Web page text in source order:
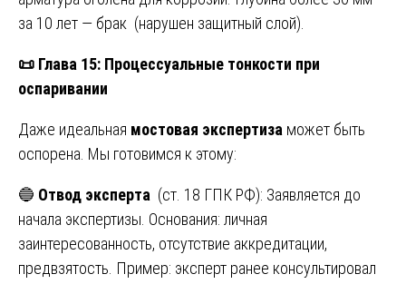
за 10 лет — брак (нарушен защитный слой).
📜 Глава 15: Процессуальные тонкости при
оспаривании
Даже идеальная мостовая экспертиза может быть
оспорена. Мы готовимся к этому:
🔵 Отвод эксперта (ст. 18 ГПК РФ): Заявляется до
начала экспертизы. Основания: личная
заинтересованность, отсутствие аккредитации,
предвзятость. Пример: эксперт ранее консультировал